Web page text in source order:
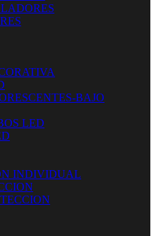
BAJO
LED
INDIVIDUAL